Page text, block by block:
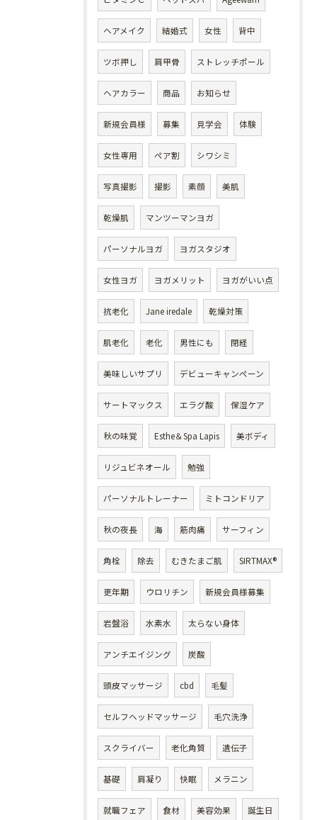
ヘアメイク 結婚式 女性 背中
ツボ押し 肩甲骨 ストレッチポール
ヘアカラー 商品 お知らせ
新規会員様 募集 見学会 体験
女性専用 ペア割 シワシミ
写真撮影 撮影 素顔 美肌
乾燥肌 マンツーマンヨガ
パーソナルヨガ ヨガスタジオ
女性ヨガ ヨガメリット ヨガがいい点
抗老化 Jane iredale 乾燥対策
肌老化 老化 男性にも 閉経
美味しいサプリ デビューキャンペーン
サートマックス エラグ酸 保湿ケア
秋の味覚 Esthe＆Spa Lapis 美ボディ
リジュビネオール 勉強
パーソナルトレーナー ミトコンドリア
秋の夜長 海 筋肉痛 サーフィン
角栓 除去 むきたまご肌 SIRTMAX®
更年期 ウロリチン 新規会員様募集
岩盤浴 水素水 太らない身体
アンチエイジング 炭酸
頭皮マッサージ cbd 毛髪
セルフヘッドマッサージ 毛穴洗浄
スクライバー 老化角質 遺伝子
基礎 肩凝り 快眠 メラニン
就職フェア 食材 美容効果 誕生日